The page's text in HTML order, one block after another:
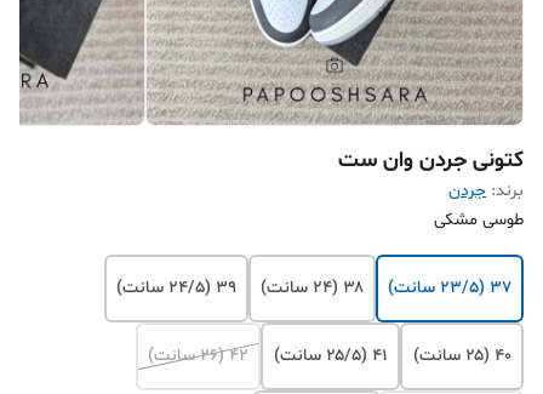
کتونی جردن وان ست
برند: جردن
طوسی مشکی
۳۷ (۲۳/۵ سانت) ۳۸ (۲۴ سانت) ۳۹ (۲۴/۵ سانت)
۴۰ (۲۵ سانت) ۴۱ (۲۵/۵ سانت) ۴۲ (۲۶ سانت)